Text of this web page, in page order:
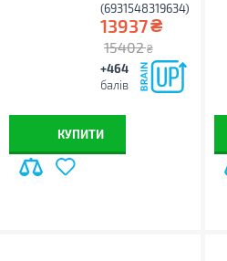
(6931548319634)
13937₴
15402 ₴
+464
балів
КУПИТИ